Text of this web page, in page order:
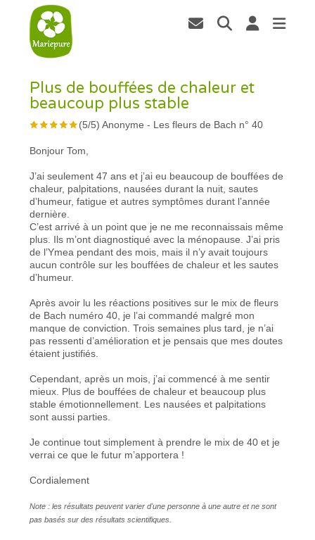
Plus de bouffées de chaleur et
beaucoup plus stable
(5/5)Anonyme - Les fleurs de Bach n° 40
Bonjour Tom,
J’ai seulement 47 ans et j’ai eu beaucoup de bouffées de
chaleur, palpitations, nausées durant la nuit, sautes
d’humeur, fatigue et autres symptômes durant l’année
dernière.
C’est arrivé à un point que je ne me reconnaissais même
plus. Ils m’ont diagnostiqué avec la ménopause. J’ai pris
de l’Ymea pendant des mois, mais il n’y avait toujours
aucun contrôle sur les bouffées de chaleur et les sautes
d’humeur.
Après avoir lu les réactions positives sur le mix de fleurs
de Bach numéro 40, je l’ai commandé malgré mon
manque de conviction. Trois semaines plus tard, je n’ai
pas ressenti d’amélioration et je pensais que mes doutes
étaient justifiés.
Cependant, après un mois, j’ai commencé à me sentir
mieux. Plus de bouffées de chaleur et beaucoup plus
stable émotionnellement. Les nausées et palpitations
sont aussi parties.
Je continue tout simplement à prendre le mix de 40 et je
verrai ce que le futur m’apportera !
Cordialement
Note : les résultats peuvent varier d'une personne à une autre et ne sont
pas basés sur des résultats scientifiques.